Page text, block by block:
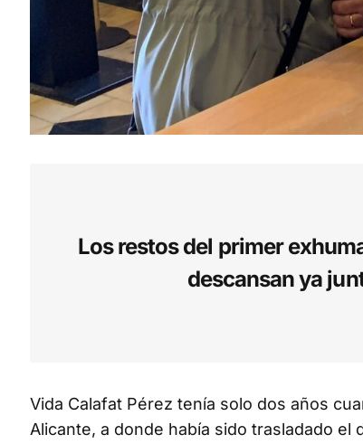
Los restos del primer
descansan ya
Vida Calafat Pérez tenía solo dos años
Alicante, a donde había sido trasladado